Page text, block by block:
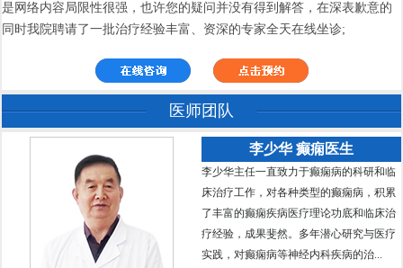
是网络内容局限性很强，也许您的疑问并没有得到解答，在深表歉意的
同时我院聘请了一批治疗经验丰富、资深的专家全天在线坐诊;
医师团队
李少华 癫痫医生
李少华主任一直致力于癫痫病的科研和临
床治疗工作，对各种类型的癫痫病，积累
了丰富的癫痫疾病医疗理论功底和临床治
疗经验，成果斐然。多年潜心研究与医疗
实践，对癫痫病等神经内科疾病的治...